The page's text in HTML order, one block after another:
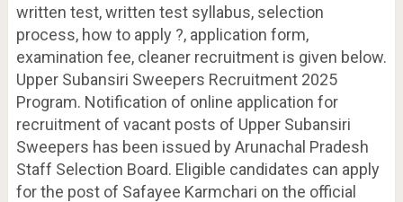
written test, written test syllabus, selection
process, how to apply ?, application form,
examination fee, cleaner recruitment is given below.
Upper Subansiri Sweepers Recruitment 2025
Program. Notification of online application for
recruitment of vacant posts of Upper Subansiri
Sweepers has been issued by Arunachal Pradesh
Staff Selection Board. Eligible candidates can apply
for the post of Safayee Karmchari on the official